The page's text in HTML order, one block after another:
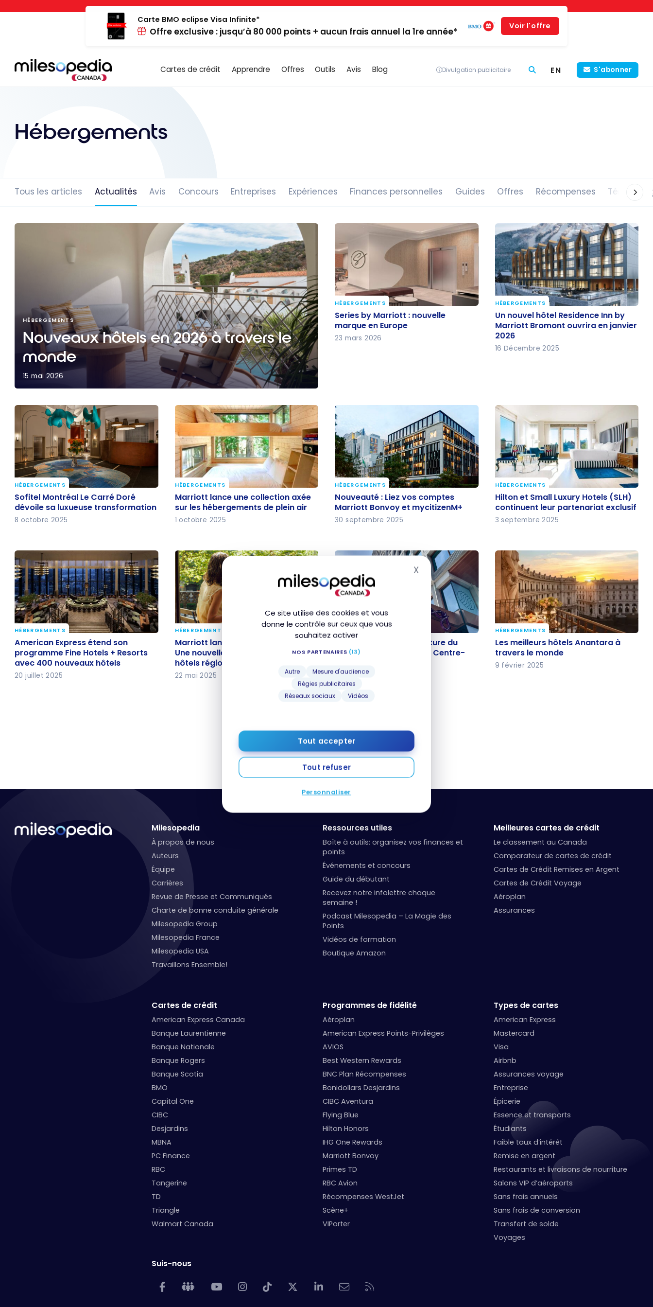
Panneau de gestion des cookies
Ce site utilise des cookies et vous
donne le contrôle sur ceux que vous
souhaitez activer
NOS PARTENAIRES (13)
Autre
Mesure d'audience
Régies publicitaires
Réseaux sociaux
Vidéos
Tout accepter
Tout refuser
Personnaliser
XMasquer le bandeau des cookies
Carte BMO eclipse Visa Infinite*
Offre exclusive : jusqu’à 80 000 points + aucun frais annuel la 1re année*
Voir l'offre
Cartes de crédit Apprendre Offres Outils Avis Blog Divulgation publicitaire EN S'abonner
Hébergements
Tous les articles Actualités Avis Concours Entreprises Expériences Finances personnelles Guides Offres Récompenses
HÉBERGEMENTS
Nouveaux hôtels en 2026 à travers le
monde
15 mai 2026
Series by Marriott : nouvelle
marque en Europe
HÉBERGEMENTS
Series by Marriott : nouvelle
marque en Europe
23 mars 2026
Un nouvel hôtel Residence Inn by
Marriott Bromont ouvrira en
janvier 2026
HÉBERGEMENTS
Un nouvel hôtel Residence Inn by
Marriott Bromont ouvrira en janvier
2026
16 Décembre 2025
Sofitel Montréal Le Carré Doré
dévoile sa luxueuse
transformation
HÉBERGEMENTS
Sofitel Montréal Le Carré Doré
dévoile sa luxueuse transformation
8 octobre 2025
Marriott lance une collection
axée sur les hébergements de
plein air
HÉBERGEMENTS
Marriott lance une collection axée
sur les hébergements de plein air
1 octobre 2025
Nouveauté : Liez vos comptes
Marriott Bonvoy et mycitizenM+
HÉBERGEMENTS
Nouveauté : Liez vos comptes
Marriott Bonvoy et mycitizenM+
30 septembre 2025
Hilton et Small Luxury Hotels (SLH)
continuent leur partenariat
exclusif
HÉBERGEMENTS
Hilton et Small Luxury Hotels (SLH)
continuent leur partenariat exclusif
3 septembre 2025
American Express étend son
programme Fine Hotels + Resorts
avec 400 nouveaux hôtels
HÉBERGEMENTS
American Express étend son
programme Fine Hotels + Resorts
avec 400 nouveaux hôtels
20 juillet 2025
Marriott lance Series by Marriott :
Une nouvelle marque pour les
hôtels régionaux
HÉBERGEMENTS
Marriott lance Series by Marriott :
Une nouvelle marque pour les
hôtels régionaux
22 mai 2025
Marriott Bonvoy : ouverture du
nouveau Moxy Montréal Centre-
Ville
HÉBERGEMENTS
Marriott Bonvoy : ouverture du
nouveau Moxy Montréal Centre-
29 avril 2025
Les meilleurs hôtels Anantara à
travers le monde
HÉBERGEMENTS
Les meilleurs hôtels Anantara à
travers le monde
9 février 2025
1 2
Milesopedia
À propos de nous
Auteurs
Équipe
Carrières
Revue de Presse et Communiqués
Charte de bonne conduite générale
Milesopedia Group
Milesopedia France
Milesopedia USA
Travaillons Ensemble!
Ressources utiles
Boîte à outils: organisez vos finances et
points
Événements et concours
Guide du débutant
Recevez notre infolettre chaque
semaine !
Podcast Milesopedia – La Magie des
Points
Vidéos de formation
Boutique Amazon
Meilleures cartes de crédit
Le classement au Canada
Comparateur de cartes de crédit
Cartes de Crédit Remises en Argent
Cartes de Crédit Voyage
Aéroplan
Assurances
Cartes de crédit
American Express Canada
Banque Laurentienne
Banque Nationale
Banque Rogers
Banque Scotia
BMO
Capital One
CIBC
Desjardins
MBNA
PC Finance
RBC
Tangerine
TD
Triangle
Walmart Canada
Programmes de fidélité
Aéroplan
American Express Points-Privilèges
AVIOS
Best Western Rewards
BNC Plan Récompenses
Bonidollars Desjardins
CIBC Aventura
Flying Blue
Hilton Honors
IHG One Rewards
Marriott Bonvoy
Primes TD
RBC Avion
Récompenses WestJet
Scène+
VIPorter
Types de cartes
American Express
Mastercard
Visa
Airbnb
Assurances voyage
Entreprise
Épicerie
Essence et transports
Étudiants
Faible taux d’intérêt
Remise en argent
Restaurants et livraisons de nourriture
Salons VIP d’aéroports
Sans frais annuels
Sans frais de conversion
Transfert de solde
Voyages
Suis-nous